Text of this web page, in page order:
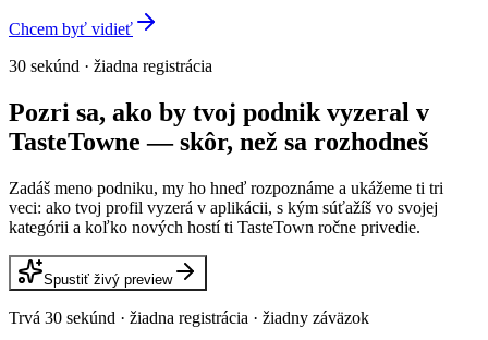
Chcem byť vidieť
30 sekúnd · žiadna registrácia
Pozri sa, ako by tvoj podnik vyzeral v
TasteTowne — skôr, než sa rozhodneš
Zadáš meno podniku, my ho hneď rozpoznáme a ukážeme ti tri
veci: ako tvoj profil vyzerá v aplikácii, s kým súťažíš vo svojej
kategórii a koľko nových hostí ti TasteTown ročne privedie.
Spustiť živý preview
Trvá 30 sekúnd · žiadna registrácia · žiadny záväzok